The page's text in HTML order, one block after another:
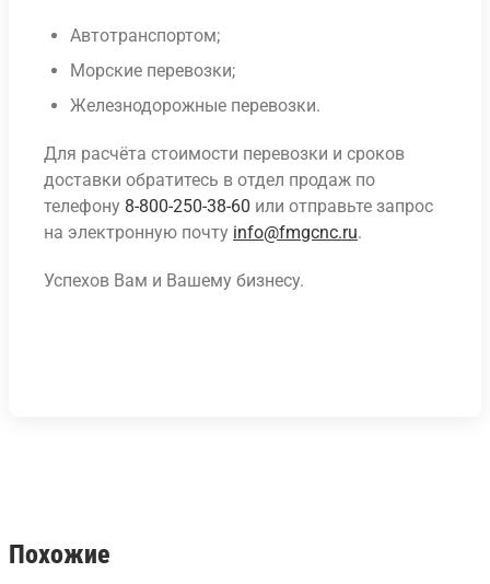
Автотранспортом;
Морские перевозки;
Железнодорожные перевозки.
Для расчёта стоимости перевозки и сроков
доставки обратитесь в отдел продаж по
телефону 8-800-250-38-60 или отправьте запрос
на электронную почту info@fmgcnc.ru.
Успехов Вам и Вашему бизнесу.
Похожие